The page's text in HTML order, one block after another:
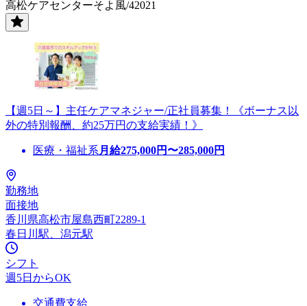
高松ケアセンターそよ風/42021
【週5日～】主任ケアマネジャー/正社員募集！《ボーナス以
外の特別報酬、約25万円の支給実績！》
医療・福祉系 月給275,000円〜285,000円
勤務地
面接地
香川県高松市屋島西町2289-1
春日川駅、潟元駅
シフト
週5日からOK
交通費支給